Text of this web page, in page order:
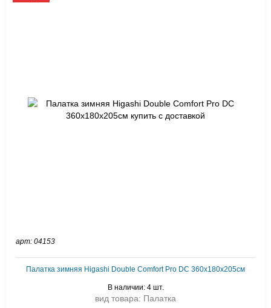
арт: 04153
Палатка зимняя Higashi Double Comfort Pro DC 360х180х205см
В наличии: 4 шт.
вид товара: Палатка